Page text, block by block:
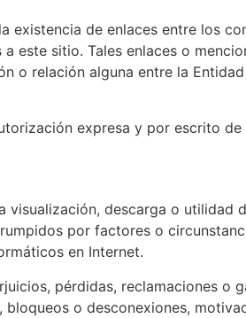
existencia de enlaces entre los
este sitio. Tales enlaces o
o relación alguna entre la
expresa y por escrito
descarga o utilidad
por factores o
en Internet.
pérdidas, reclamaciones o
o desconexiones,